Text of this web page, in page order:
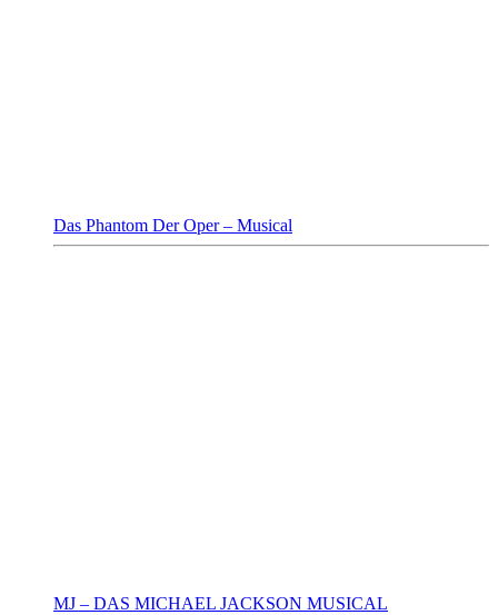
Das Phantom Der Oper – Musical
MJ – DAS MICHAEL JACKSON MUSICAL